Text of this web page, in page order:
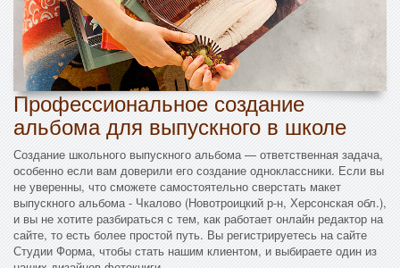
Профессиональное создание
альбома для выпускного в школе
Создание школьного выпускного альбома — ответственная задача,
особенно если вам доверили его создание одноклассники. Если вы
не уверенны, что сможете самостоятельно сверстать макет
выпускного альбома - Чкалово (Новотроицкий р-н, Херсонская обл.),
и вы не хотите разбираться с тем, как работает онлайн редактор на
сайте, то есть более простой путь. Вы регистрируетесь на сайте
Студии Форма, чтобы стать нашим клиентом, и выбираете один из